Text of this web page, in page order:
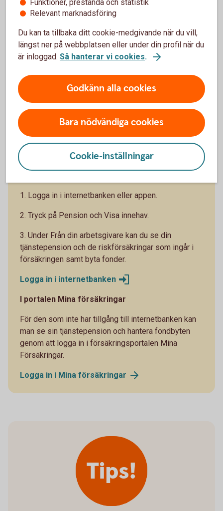
Climate Impact - Placera din tjänstepension med
robur.se)
Se dina försäkringar
Du kan se dina försäkringar och byta fonder i både
internetbanken, appen eller via portalen Mina
1. Logga in i internetbanken eller appen.
2. Tryck på Pension och Visa innehav.
3. Under Från din arbetsgivare kan du se din
tjänstepension och de riskförsäkringar som ingår i
försäkringen samt byta fonder.
Logga in i internetbanken
I portalen Mina försäkringar
För den som inte har tillgång till internetbanken kan
man se sin tjänstepension och hantera fondbyten
genom att logga in i försäkringsportalen Mina
Försäkringar.
Logga in i Mina försäkringar
Tips!
Funktioner, prestanda och statistik
Relevant marknadsföring
Du kan ta tillbaka ditt cookie-medgivande när du vill,
längst ner på webbplatsen eller under din profil när du
är inloggad. Så hanterar vi cookies.
Godkänn alla cookies
Bara nödvändiga cookies
Cookie-inställningar